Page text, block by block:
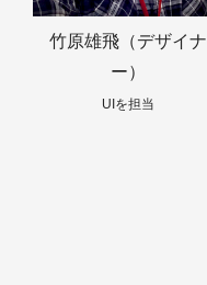
竹原雄飛（デザイナ
ー）
UIを担当